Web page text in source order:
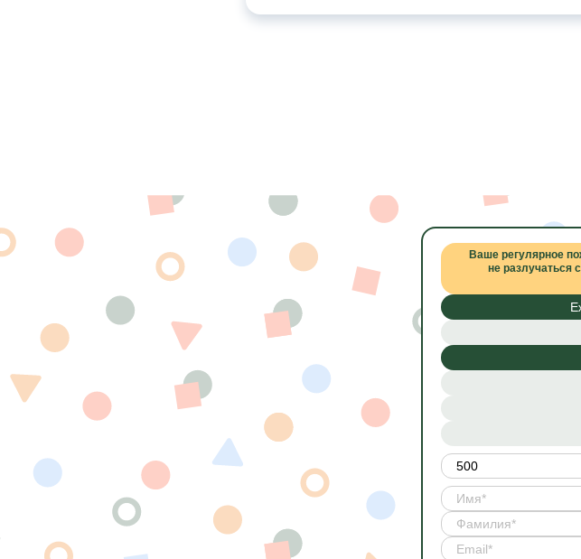
Ваше регулярное
не разлучаться